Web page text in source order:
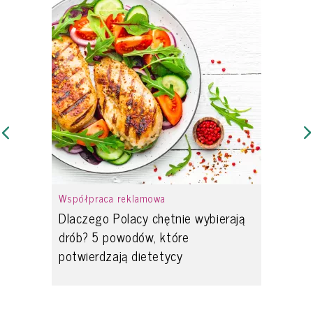
Współpraca reklamowa
Dlaczego Polacy chętnie wybierają
drób? 5 powodów, które
potwierdzają dietetycy